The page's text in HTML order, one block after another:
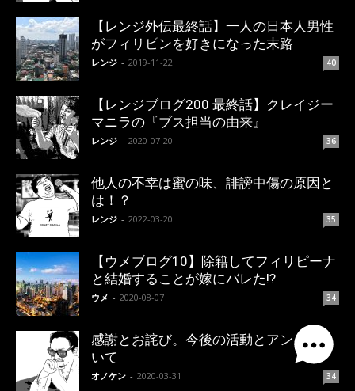
【レンジ外伝最終話】一人の日本人男性
がフィリピンを好きになった末路
レンジ - 2019-11-22 40
【レンジブログ200 最終話】クレイジー
マニラの『ブス担当の由来』
レンジ - 2020-07-20 36
他人の不幸は蜜の味、誹謗中傷の原因と
は！？
レンジ - 2022-03-20 35
【ウメブログ10】除籍してフィリピーナ
と結婚することが嫁にバレた!?
ウメ - 2020-08-07 34
感謝とお詫び。今後の活動とアンチにつ
いて
オノケン - 2020-03-31 34